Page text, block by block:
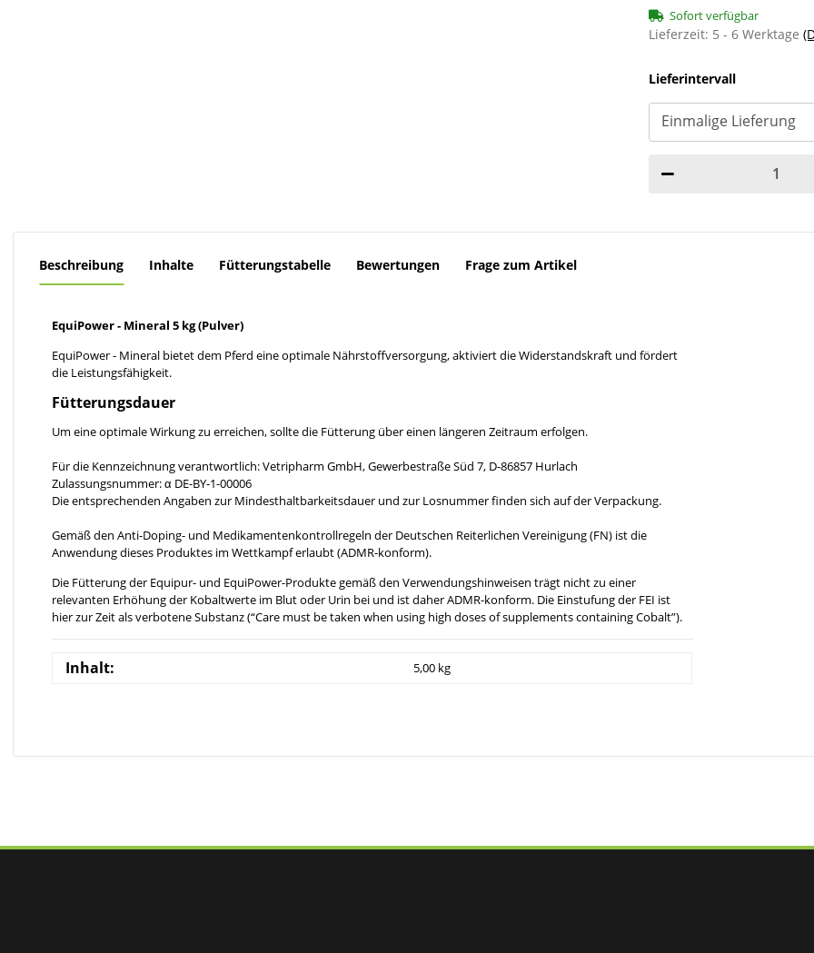
Sofort verfügbar
Lieferzeit: 5 - 6 Werktage
Lieferintervall
Beschreibung Inhalte Fütterungstabelle Bewertungen Frage zum Artikel
EquiPower - Mineral 5 kg (Pulver)
EquiPower - Mineral bietet dem Pferd eine optimale Nährstoffversorgung, aktiviert die Widerstandskraft und fördert
die Leistungsfähigkeit.
Fütterungsdauer
Um eine optimale Wirkung zu erreichen, sollte die Fütterung über einen längeren Zeitraum erfolgen.
Für die Kennzeichnung verantwortlich: Vetripharm GmbH, Gewerbestraße Süd 7, D-86857 Hurlach
Zulassungsnummer: α DE-BY-1-00006
Die entsprechenden Angaben zur Mindesthaltbarkeitsdauer und zur Losnummer finden sich auf der Verpackung.
Gemäß den Anti-Doping- und Medikamentenkontrollregeln der Deutschen Reiterlichen Vereinigung (FN) ist die
Anwendung dieses Produktes im Wettkampf erlaubt (ADMR-konform).
Die Fütterung der Equipur- und EquiPower-Produkte gemäß den Verwendungshinweisen trägt nicht zu einer
relevanten Erhöhung der Kobaltwerte im Blut oder Urin bei und ist daher ADMR-konform. Die Einstufung der FEI ist
hier zur Zeit als verbotene Substanz (“Care must be taken when using high doses of supplements containing Cobalt”).
Inhalt: 5,00 kg